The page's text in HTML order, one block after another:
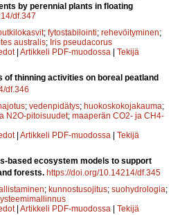
by perennial plants in floating
df.347
; fytostabilointi; rehevöityminen;
australis; Iris pseudacorus
| Artikkeli PDF-muodossa | Tekijä
of thinning activities on boreal peatland
df.346
; vedenpidätys; huokoskokojakauma;
N2O-pitoisuudet; maaperän CO2- ja CH4-
| Artikkeli PDF-muodossa | Tekijä
based ecosystem models to support
forests. https://doi.org/10.14214/df.345
; kunnostusojitus; suohydrologia;
| Artikkeli PDF-muodossa | Tekijä